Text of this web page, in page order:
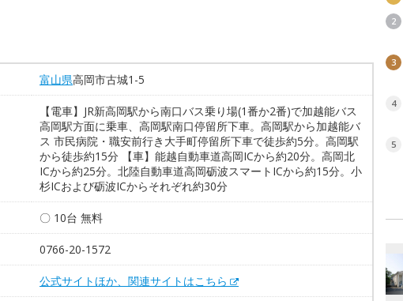
富山県高岡市古城1-5
【電車】JR新高岡駅から南口バス乗り場(1番か2番)で加越能バス
高岡駅方面に乗車、高岡駅南口停留所下車。高岡駅から加越能バ
ス 市民病院・職安前行き大手町停留所下車で徒歩約5分。高岡駅
から徒歩約15分 【車】能越自動車道高岡ICから約20分。高岡北
ICから約25分。北陸自動車道高岡砺波スマートICから約15分。小
杉ICおよび砺波ICからそれぞれ約30分
〇 10台 無料
0766-20-1572
公式サイトほか、関連サイトはこちら
2
3
4
5